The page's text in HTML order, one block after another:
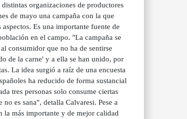
organizaciones de productores
de mayo una campaña con la que
Es una importante fuente de
en el campo. "La campaña se
consumidor que no ha de sentirse
de la carne' y a ella se han unido, por
La idea surgió a raíz de una encuesta
ha reducido de forma sustancial
tres personas solo consume ciertas
es sana", detalla Calvaresi. Pese a
la más importante y de mejor calidad